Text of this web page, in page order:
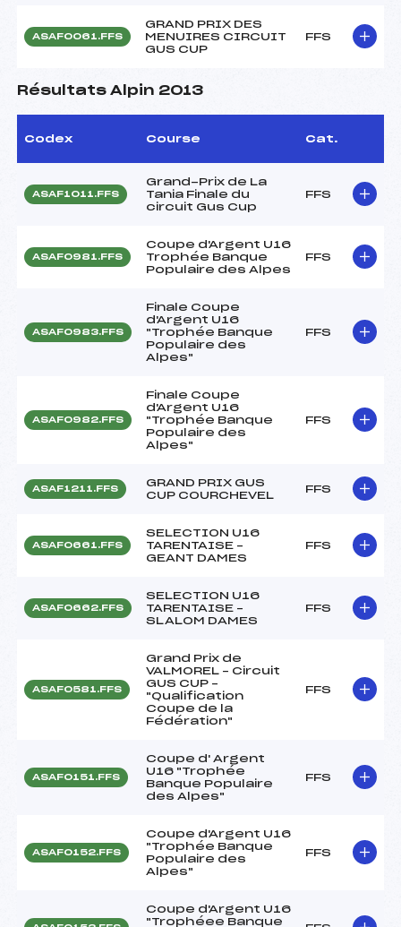
ASAF0061.FFS
GRAND PRIX DES
MENUIRES CIRCUIT
GUS CUP
FFS
Résultats Alpin 2013
Codex Course Cat.
ASAF1011.FFS
Grand-Prix de La
Tania Finale du
circuit Gus Cup
FFS
ASAF0981.FFS
Coupe d'Argent U16
Trophée Banque
Populaire des Alpes
FFS
ASAF0983.FFS
Finale Coupe
d'Argent U16
"Trophée Banque
Populaire des
Alpes"
FFS
ASAF0982.FFS
Finale Coupe
d'Argent U16
"Trophée Banque
Populaire des
Alpes"
FFS
ASAF1211.FFS
GRAND PRIX GUS
CUP COURCHEVEL
FFS
ASAF0661.FFS
SELECTION U16
TARENTAISE –
GEANT DAMES
FFS
ASAF0662.FFS
SELECTION U16
TARENTAISE –
SLALOM DAMES
FFS
ASAF0581.FFS
Grand Prix de
VALMOREL – Circuit
GUS CUP –
"Qualification
Coupe de la
Fédération"
FFS
ASAF0151.FFS
Coupe d' Argent
U16 "Trophée
Banque Populaire
des Alpes"
FFS
ASAF0152.FFS
Coupe d'Argent U16
"Trophée Banque
Populaire des
Alpes"
FFS
Coupe d'Argent U16
"Trophéee Banque